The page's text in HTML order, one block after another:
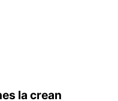
la crean